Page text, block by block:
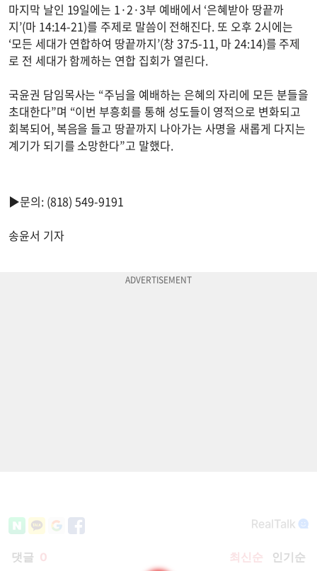
마지막 날인 19일에는 1·2·3부 예배에서 ‘은혜받아 땅끝까
지’(마 14:14-21)를 주제로 말씀이 전해진다. 또 오후 2시에는
‘모든 세대가 연합하여 땅끝까지’(창 37:5-11, 마 24:14)를 주제
로 전 세대가 함께하는 연합 집회가 열린다.
국윤권 담임목사는 “주님을 예배하는 은혜의 자리에 모든 분들을
초대한다”며 “이번 부흥회를 통해 성도들이 영적으로 변화되고
회복되어, 복음을 들고 땅끝까지 나아가는 사명을 새롭게 다지는
계기가 되기를 소망한다”고 말했다.
▶문의: (818) 549-9191
송윤서 기자